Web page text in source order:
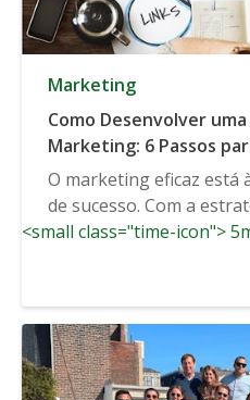
Marketing
Como Desenvolver
Marketing: 6 Passos
O marketing eficaz está
de sucesso. Com a
<small class="time-icon">